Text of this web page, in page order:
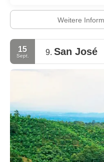
Weitere
15
Sept. 9. San José